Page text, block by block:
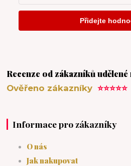
Recenze od zákazníků
Ověřeno zákazníky⭐⭐⭐⭐⭐
Informace pro zákazníky
O nás
Jak nakupovat